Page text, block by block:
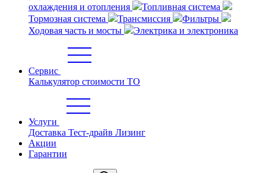
охлаждения и отопления
Топливная система
Тормозная система
Трансмиссия
Фильтры
Ходовая часть и мосты
Электрика и электроника
Сервис
Калькулятор стоимости ТО
Услуги
Доставка Тест-драйв Лизинг
Акции
Гарантии